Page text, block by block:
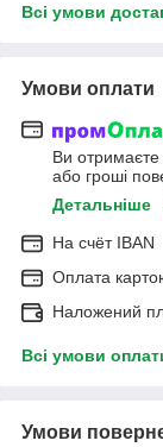
Всі умови
Умови оплати
Ви
або гроші
Детальніше
На cчёт IBAN
Оплата
Наложений
Всі умови
Умови